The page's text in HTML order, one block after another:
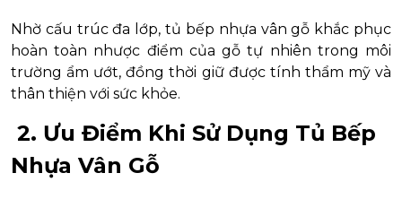
Nhờ cấu trúc đa lớp, tủ bếp nhựa vân gỗ khắc phục
hoàn toàn nhược điểm của gỗ tự nhiên trong môi
trường ẩm ướt, đồng thời giữ được tính thẩm mỹ và
thân thiện với sức khỏe.
2. Ưu Điểm Khi Sử Dụng Tủ Bếp
Nhựa Vân Gỗ